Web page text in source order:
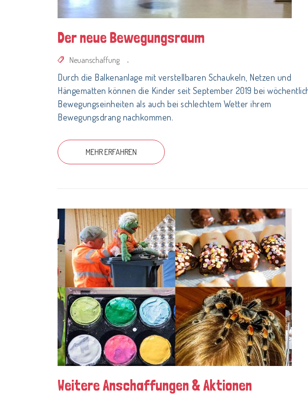
Der neue Bewegungsraum
Neuanschaffung ,
Durch die Balkenanlage mit verstellbaren Schaukeln, Netzen und
Hängematten können die Kinder seit September 2019 bei
Bewegungseinheiten als auch bei schlechtem Wetter ihrem
Bewegungsdrang nachkommen.
MEHR ERFAHREN
Weitere Anschaffungen & Aktionen